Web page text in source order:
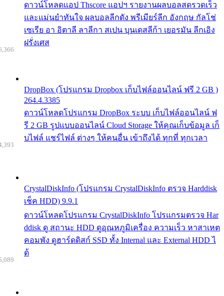
ดาวน์โหลดแอป Thscore แอปฯ รายงานผลบอลสดรวดเร็ว
และแม่นยำทันใจ ผลบอลลีกดัง พรีเมียร์ลีก อังกฤษ กัลโช่
เซเรีย อา อิตาลี ลาลีกา สเปน บุนเดสลีก้า เยอรมัน ลีกเอิง
ฝรั่งเศส
DropBox (โปรแกรม Dropbox เก็บไฟล์ออนไลน์ ฟรี 2 GB )
264.4.3385
ดาวน์โหลดโปรแกรม DropBox ระบบ เก็บไฟล์ออนไลน์ ฟ
รี 2 GB รูปแบบออนไลน์ Cloud Storage ให้คุณเก็บข้อมูล เก็
บไฟล์ แชร์ไฟล์ ต่างๆ ให้คนอื่น เข้าถึงได้ ทุกที่ ทุกเวลา
CrystalDiskInfo (โปรแกรม CrystalDiskInfo ตรวจ Harddisk
เช็ค HDD) 9.9.1
ดาวน์โหลดโปรแกรม CrystalDiskInfo โปรแกรมตรวจ Har
ddisk ดู สถานะ HDD ดูอุณหภูมิเครื่อง ความเร็ว หาสาเหต
คอมพัง ดูฮาร์ดดิสก์ SSD ทั้ง Internal และ External HDD ไ
ด้